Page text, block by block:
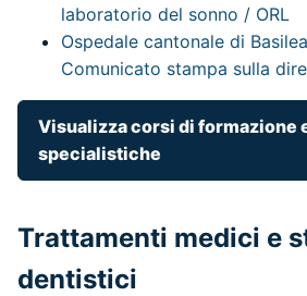
laboratorio del sonno / ORL
Ospedale cantonale di
Comunicato stampa sulla
Visualizza corsi di formazione
specialistiche
Trattamenti medici e
dentistici